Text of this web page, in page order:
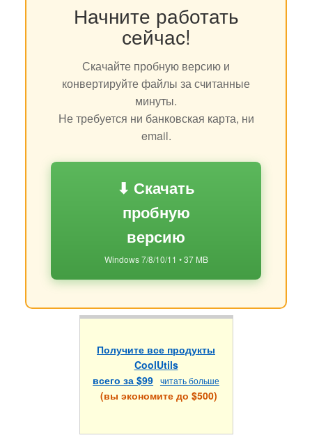
Начните работать
сейчас!
Скачайте пробную версию и
конвертируйте файлы за считанные
минуты.
Не требуется ни банковская карта, ни
email.
⬇ Скачать
пробную
версию
Windows 7/8/10/11 • 37 MB
Получите все продукты
CoolUtils
всего за $99 читать больше
(вы экономите до $500)